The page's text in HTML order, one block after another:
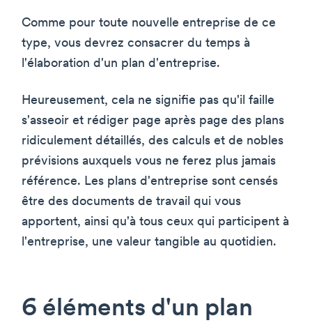
Comme pour toute nouvelle entreprise de ce
type, vous devrez consacrer du temps à
l'élaboration d'un plan d'entreprise.
Heureusement, cela ne signifie pas qu'il faille
s'asseoir et rédiger page après page des plans
ridiculement détaillés, des calculs et de nobles
prévisions auxquels vous ne ferez plus jamais
référence. Les plans d'entreprise sont censés
être des documents de travail qui vous
apportent, ainsi qu'à tous ceux qui participent à
l'entreprise, une valeur tangible au quotidien.
6 éléments d'un plan